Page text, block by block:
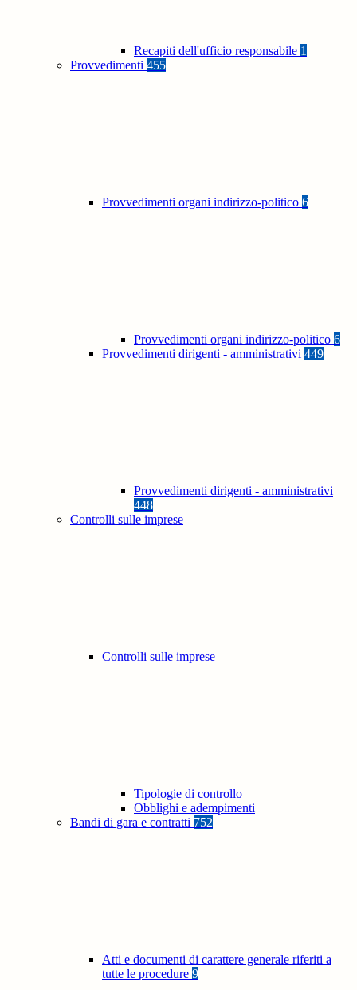
Recapiti dell'ufficio responsabile 1
Provvedimenti 455
Provvedimenti organi indirizzo-politico 6
Provvedimenti organi indirizzo-politico 6
Provvedimenti dirigenti - amministrativi 449
Provvedimenti dirigenti - amministrativi
448
Controlli sulle imprese
Controlli sulle imprese
Tipologie di controllo
Obblighi e adempimenti
Bandi di gara e contratti 752
Atti e documenti di carattere generale riferiti a
tutte le procedure 9